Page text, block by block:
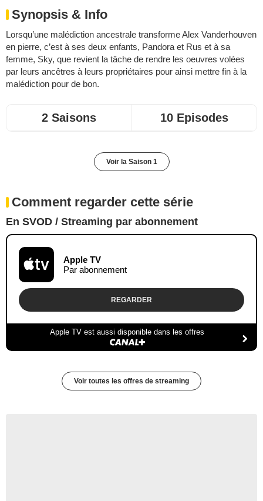
Synopsis & Info
Lorsqu’une malédiction ancestrale transforme Alex Vanderhouven
en pierre, c’est à ses deux enfants, Pandora et Rus et à sa
femme, Sky, que revient la tâche de rendre les oeuvres volées
par leurs ancêtres à leurs propriétaires pour ainsi mettre fin à la
malédiction pour de bon.
2 Saisons 10 Episodes
Voir la Saison 1
Comment regarder cette série
En SVOD / Streaming par abonnement
Apple TV
Par abonnement
REGARDER
Apple TV est aussi disponible dans les offres
Voir toutes les offres de streaming